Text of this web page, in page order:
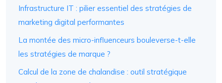
Infrastructure IT : pilier essentiel des stratégies de
marketing digital performantes
La montée des micro-influenceurs bouleverse-t-elle
les stratégies de marque ?
Calcul de la zone de chalandise : outil stratégique